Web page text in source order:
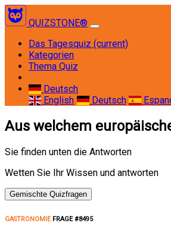
QUIZSTONE®
Das Tagesquiz (current)
Kategorien
Thema Quiz
Deutsch
English
Deutsch
Aus welchem
Sie finden unten die Antworten
Wetten Sie Ihr Wissen und antworten
Gemischte Quizfragen
GASTRONOMIEFRAGE #8495